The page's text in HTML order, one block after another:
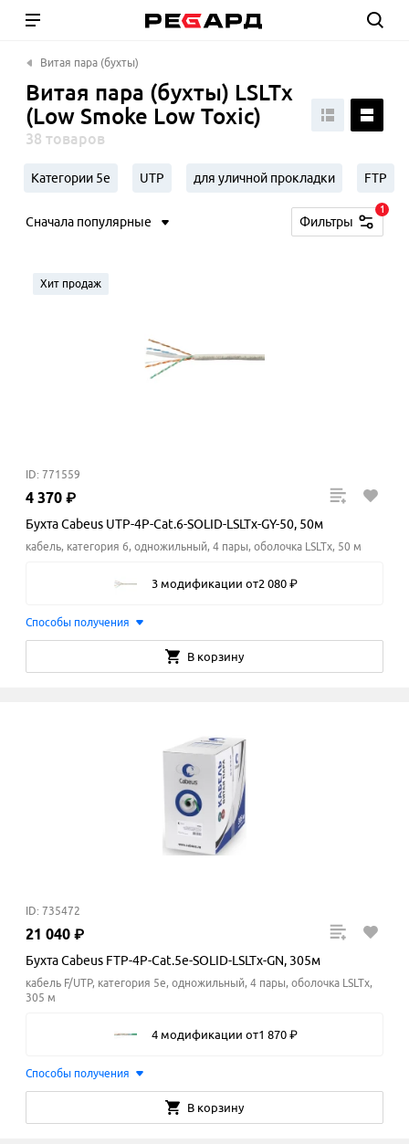
Витая пара (бухты)
Витая пара (бухты) LSLTx
(Low Smoke Low Toxic)
38 товаров
Категории 5e UTP для уличной прокладки FTP
Сначала популярные Фильтры
1
Хит продаж
ID: 771559
4 370 ₽
Бухта Cabeus UTP-4P-Cat.6-SOLID-LSLTx-GY-50, 50м
кабель, категория 6, одножильный, 4 пары, оболочка LSLTx, 50 м
3 модификации от2 080 ₽
Способы получения
В корзину
ID: 735472
21 040 ₽
Бухта Cabeus FTP-4P-Cat.5e-SOLID-LSLTx-GN, 305м
кабель F/UTP, категория 5e, одножильный, 4 пары, оболочка LSLTx,
305 м
4 модификации от1 870 ₽
Способы получения
В корзину